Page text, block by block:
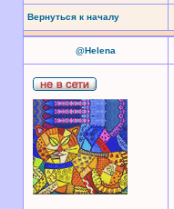
Вернуться к началу
@Helena